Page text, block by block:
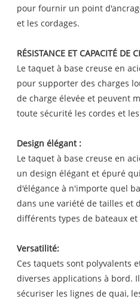
pour fournir un point
et les cordages.
RÉSISTANCE ET CAPACITÉ DE
Le taquet à base creuse en
pour supporter des charges
de charge élevée et peuvent
toute sécurité les cordes et
Design élégant :
Le taquet à base creuse en
un design élégant et épuré
d'élégance à n'importe quel
dans une variété de tailles et
différents types de bateaux
Versatilité:
Ces taquets sont polyvalents
diverses applications à bord.
sécuriser les lignes de quai,